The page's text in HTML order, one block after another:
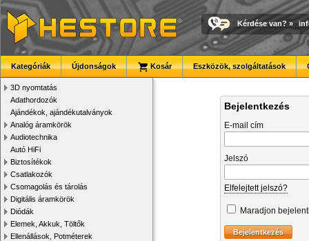
Kérdése van? »
Kategóriák Újdonságok Kosár Eszközök, szolgáltatások
3D nyomtatás
Adathordozók
Ajándékok, ajándékutalványok
Analóg áramkörök
Audiotechnika
Autó HiFi
Biztosítékok
Csatlakozók
Csomagolás és tárolás
Digitális áramkörök
Diódák
Elemek, Akkuk, Töltők
Ellenállások, Potméterek
Bejelentkezés
E-mail cím
Jelszó
Elfelejtett jelszó?
Maradjon